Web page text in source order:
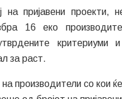
пријавени проекти,
16 еко
критериуми
за раст.
производители со кои